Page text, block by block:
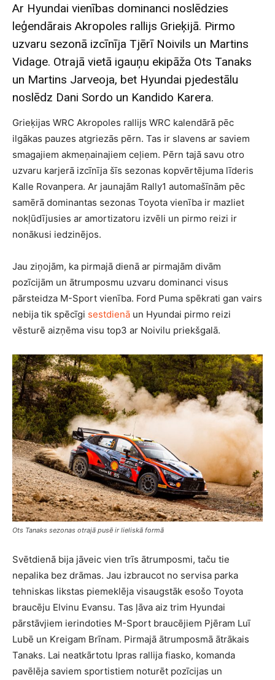
Ar Hyundai vienības dominanci noslēdzies
leģendārais Akropoles rallijs Grieķijā. Pirmo
uzvaru sezonā izcīnīja Tjērī Noivils un Martins
Vidage. Otrajā vietā igauņu ekipāža Ots Tanaks
un Martins Jarveoja, bet Hyundai pjedestālu
noslēdz Dani Sordo un Kandido Karera.
Grieķijas WRC Akropoles rallijs WRC kalendārā pēc
ilgākas pauzes atgriezās pērn. Tas ir slavens ar saviem
smagajiem akmeņainajiem ceļiem. Pērn tajā savu otro
uzvaru karjerā izcīnīja šīs sezonas kopvērtējuma līderis
Kalle Rovanpera. Ar jaunajām Rally1 automašīnām pēc
samērā dominantas sezonas Toyota vienība ir mazliet
nokļūdījusies ar amortizatoru izvēli un pirmo reizi ir
nonākusi iedzinējos.
Jau ziņojām, ka pirmajā dienā ar pirmajām divām
pozīcijām un ātrumposmu uzvaru dominanci visus
pārsteidza M-Sport vienība. Ford Puma spēkrati gan vairs
nebija tik spēcīgi sestdienā un Hyundai pirmo reizi
vēsturē aizņēma visu top3 ar Noivilu priekšgalā.
Ots Tanaks sezonas otrajā pusē ir lieliskā formā
Svētdienā bija jāveic vien trīs ātrumposmi, taču tie
nepalika bez drāmas. Jau izbraucot no servisa parka
tehniskas likstas piemeklēja visaugstāk esošo Toyota
braucēju Elvinu Evansu. Tas ļāva aiz trim Hyundai
pārstāvjiem ierindoties M-Sport braucējiem Pjēram Luī
Lubē un Kreigam Brīnam. Pirmajā ātrumposmā ātrākais
Tanaks. Lai neatkārtotu Ipras rallija fiasko, komanda
pavēlēja saviem sportistiem noturēt pozīcijas un